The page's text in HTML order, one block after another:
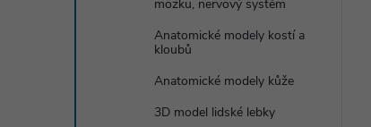
mozku, nervový systém
Anatomické modely kostí a
kloubů
Anatomické modely kůže
3D model lidské lebky